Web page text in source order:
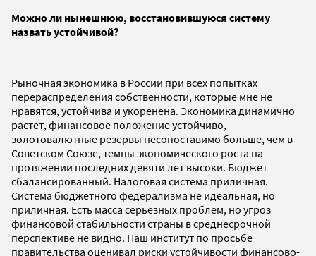
Можно ли нынешнюю, восстановившуюся систему
назвать устойчивой?
Рыночная экономика в России при всех попытках
перераспределения собственности, которые мне не
нравятся, устойчива и укоренена. Экономика динамично
растет, финансовое положение устойчиво,
золотовалютные резервы несопоставимо больше, чем в
Советском Союзе, темпы экономического роста на
протяжении последних девяти лет высоки. Бюджет
сбалансированный. Налоговая система приличная.
Система бюджетного федерализма не идеальная, но
приличная. Есть масса серьезных проблем, но угроз
финансовой стабильности страны в среднесрочной
перспективе не видно. Наш институт по просьбе
правительства оценивал риски устойчивости финансово-